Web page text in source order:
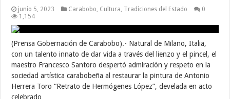
junio 5, 2023 Carabobo Cultura Tradiciones del Estado
0
1,154
(Prensa Gobernación de Carabobo).- Natural de Milano, Italia,
con un talento innato de dar vida a través del lienzo y el pincel, el
maestro Francesco Santoro despertó admiración y respeto en la
sociedad artística carabobeña al restaurar la pintura de Antonio
Herrera Toro “Retrato de Hermógenes López”, develada en acto
celebrado …